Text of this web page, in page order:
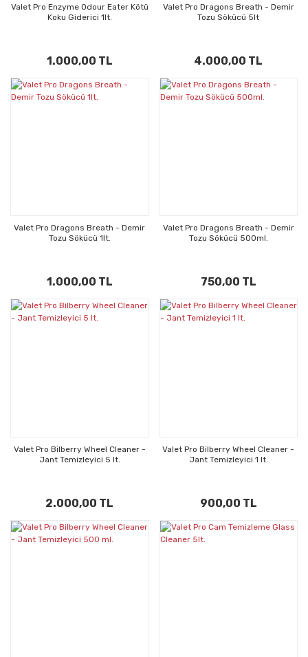
Valet Pro Enzyme Odour Eater Kötü
Koku Giderici 1lt.
1.000,00 TL
Valet Pro Dragons Breath - Demir
Tozu Sökücü 5lt
4.000,00 TL
Valet Pro Dragons Breath - Demir
Tozu Sökücü 1lt.
1.000,00 TL
Valet Pro Dragons Breath - Demir
Tozu Sökücü 500ml.
750,00 TL
Valet Pro Bilberry Wheel Cleaner -
Jant Temizleyici 5 lt.
2.000,00 TL
Valet Pro Bilberry Wheel Cleaner -
Jant Temizleyici 1 lt.
900,00 TL